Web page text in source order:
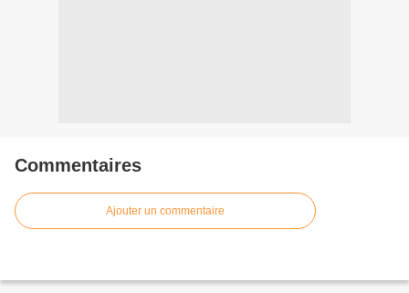
Commentaires
Ajouter un commentaire